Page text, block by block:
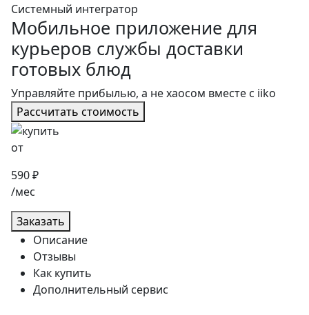
Системный интегратор
Мобильное приложение для
курьеров службы доставки
готовых блюд
Управляйте прибылью, а не хаосом вместе с iiko
Рассчитать стоимость
от
590 ₽
/мес
Заказать
Описание
Отзывы
Как купить
Дополнительный сервис